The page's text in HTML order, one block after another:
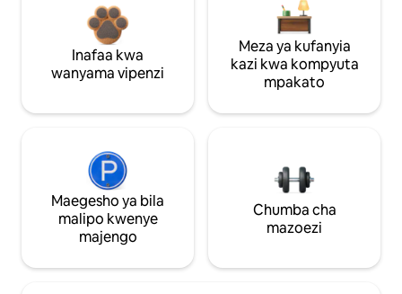
Inafaa kwa
wanyama vipenzi
Meza ya kufanyia
kazi kwa kompyuta
mpakato
Maegesho ya bila
malipo kwenye
majengo
Chumba cha
mazoezi